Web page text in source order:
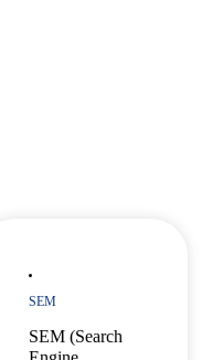
SEM
SEM (Search